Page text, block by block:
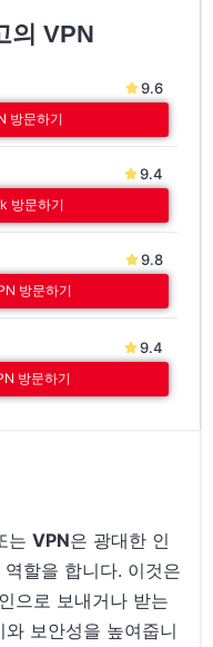
의 VPN
9.6
방문하기
9.4
방문하기
9.8
방문하기
9.4
방문하기
는VPN은 광대한 인
할을 합니다. 이것은
으로 보내거나 받는
보안성을 높여줍니